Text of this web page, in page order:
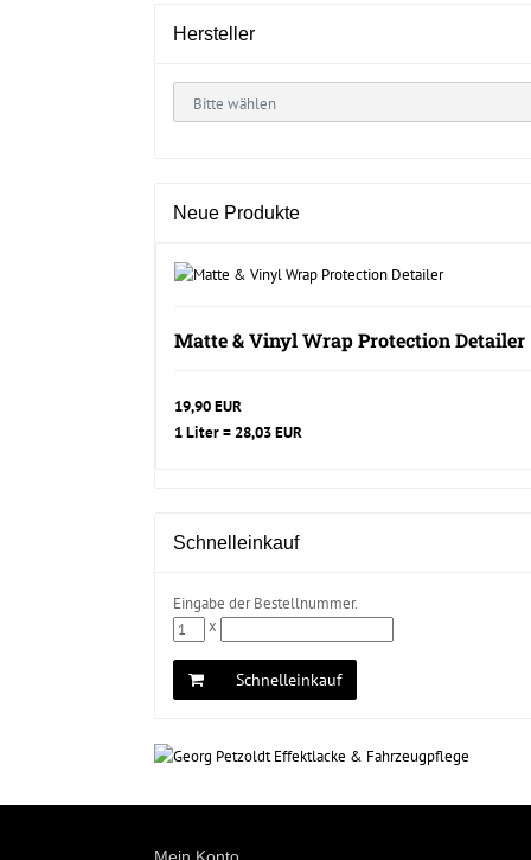
Hersteller
Neue Produkte
Matte & Vinyl Wrap Protection Detailer
19,90 EUR
1 Liter = 28,03 EUR
Schnelleinkauf
Eingabe der Bestellnummer.
x
Schnelleinkauf
Mein Konto